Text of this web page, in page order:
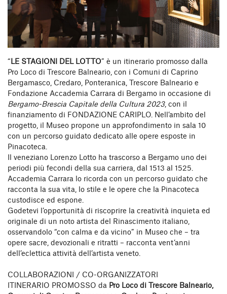
“ LE STAGIONI DEL LOTTO” è un itinerario promosso dalla
Pro Loco di Trescore Balneario, con i Comuni di Caprino
Bergamasco, Credaro, Ponteranica, Trescore Balneario e
Fondazione Accademia Carrara di Bergamo in occasione di
Bergamo-Brescia Capitale della Cultura 2023, con il
finanziamento di FONDAZIONE CARIPLO. Nell’ambito del
progetto, il Museo propone un approfondimento in sala 10
con un percorso guidato dedicato alle opere esposte in
Pinacoteca.
Il veneziano Lorenzo Lotto ha trascorso a Bergamo uno dei
periodi più fecondi della sua carriera, dal 1513 al 1525.
Accademia Carrara lo ricorda con un percorso guidato che
racconta la sua vita, lo stile e le opere che la Pinacoteca
custodisce ed espone.
Godetevi l’opportunità di riscoprire la creatività inquieta ed
originale di un noto artista del Rinascimento italiano,
osservandolo “con calma e da vicino” in Museo che – tra
opere sacre, devozionali e ritratti – racconta vent’anni
dell’eclettica attività dell’artista veneto.
COLLABORAZIONI / CO-ORGANIZZATORI
ITINERARIO PROMOSSO da Pro Loco di Trescore Balneario,